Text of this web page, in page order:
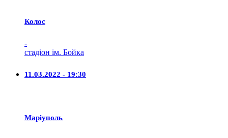
Колос
-
стадіон ім. Бойка
11.03.2022 - 19:30
Маріуполь